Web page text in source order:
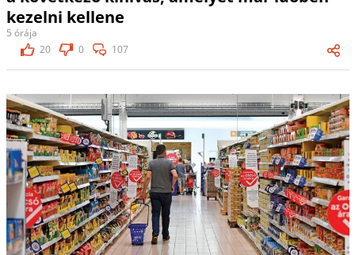
kezelni kellene
5 órája
20
0 107